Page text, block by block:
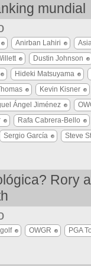
mundial
Anirban Lahiri
Dustin Johnson
Hideki Matsuyama
Kevin Kisner
Ángel Jiménez
Rafa Cabrera-Bello
Sergio García
Steve
Rory
OWGR
PGA